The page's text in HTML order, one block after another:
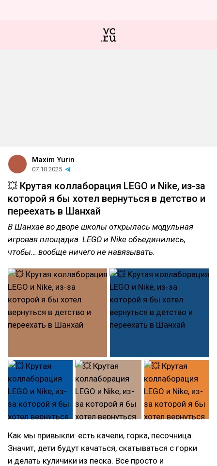
Maxim Yurin
07.10.2025
💥 Крутая коллаборация LEGO и Nike, из-за
которой я бы хотел вернуться в детство и
переехать в Шанхай
В Шанхае во дворе школы открылась модульная
игровая площадка. LEGO и Nike объединились,
чтобы… вообще ничего не навязывать.
Как мы привыкли: есть качели, горка, песочница.
Значит, дети будут качаться, скатываться с горки
и делать куличики из песка. Всё просто и